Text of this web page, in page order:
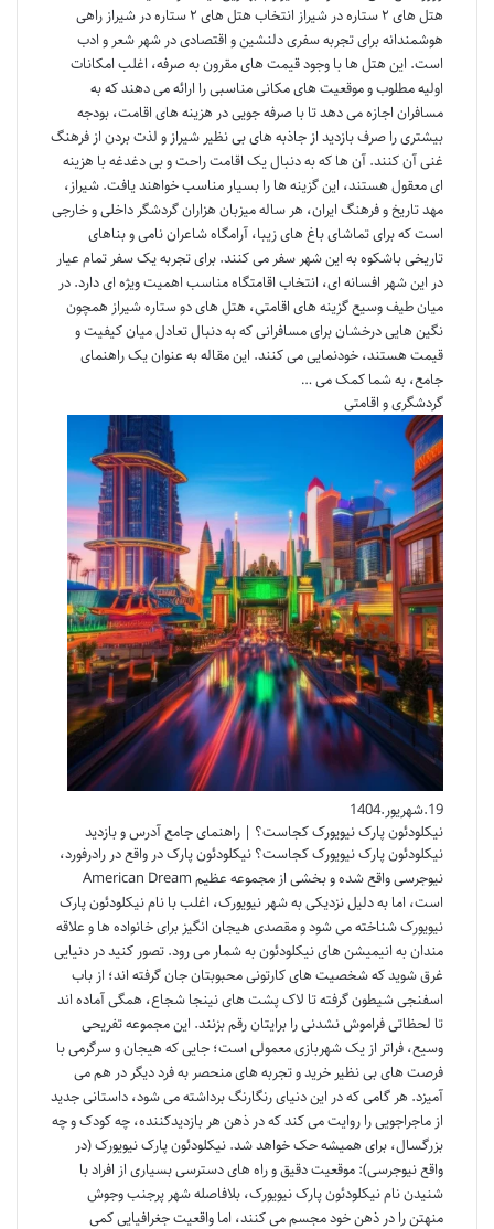
هتل های ۲ ستاره در شیراز انتخاب هتل های ۲ ستاره در شیراز راهی
هوشمندانه برای تجربه سفری دلنشین و اقتصادی در شهر شعر و ادب
است. این هتل ها با وجود قیمت های مقرون به صرفه، اغلب امکانات
اولیه مطلوب و موقعیت های مکانی مناسبی را ارائه می دهند که به
مسافران اجازه می دهد تا با صرفه جویی در هزینه های اقامت، بودجه
بیشتری را صرف بازدید از جاذبه های بی نظیر شیراز و لذت بردن از فرهنگ
غنی آن کنند. آن ها که به دنبال یک اقامت راحت و بی دغدغه با هزینه
ای معقول هستند، این گزینه ها را بسیار مناسب خواهند یافت. شیراز،
مهد تاریخ و فرهنگ ایران، هر ساله میزبان هزاران گردشگر داخلی و خارجی
است که برای تماشای باغ های زیبا، آرامگاه شاعران نامی و بناهای
تاریخی باشکوه به این شهر سفر می کنند. برای تجربه یک سفر تمام عیار
در این شهر افسانه ای، انتخاب اقامتگاه مناسب اهمیت ویژه ای دارد. در
میان طیف وسیع گزینه های اقامتی، هتل های دو ستاره شیراز همچون
نگین هایی درخشان برای مسافرانی که به دنبال تعادل میان کیفیت و
قیمت هستند، خودنمایی می کنند. این مقاله به عنوان یک راهنمای
جامع، به شما کمک می …
گردشگری و اقامتی
19.شهریور.1404
نیکلودئون پارک نیویورک کجاست؟ | راهنمای جامع آدرس و بازدید
نیکلودئون پارک نیویورک کجاست؟ نیکلودئون پارک در واقع در رادرفورد،
نیوجرسی واقع شده و بخشی از مجموعه عظیم American Dream
است، اما به دلیل نزدیکی به شهر نیویورک، اغلب با نام نیکلودئون پارک
نیویورک شناخته می شود و مقصدی هیجان انگیز برای خانواده ها و علاقه
مندان به انیمیشن های نیکلودئون به شمار می رود. تصور کنید در دنیایی
غرق شوید که شخصیت های کارتونی محبوبتان جان گرفته اند؛ از باب
اسفنجی شیطون گرفته تا لاک پشت های نینجا شجاع، همگی آماده اند
تا لحظاتی فراموش نشدنی را برایتان رقم بزنند. این مجموعه تفریحی
وسیع، فراتر از یک شهربازی معمولی است؛ جایی که هیجان و سرگرمی با
فرصت های بی نظیر خرید و تجربه های منحصر به فرد دیگر در هم می
آمیزد. هر گامی که در این دنیای رنگارنگ برداشته می شود، داستانی جدید
از ماجراجویی را روایت می کند که در ذهن هر بازدیدکننده، چه کودک و چه
بزرگسال، برای همیشه حک خواهد شد. نیکلودئون پارک نیویورک (در
واقع نیوجرسی): موقعیت دقیق و راه های دسترسی بسیاری از افراد با
شنیدن نام نیکلودئون پارک نیویورک، بلافاصله شهر پرجنب وجوش
منهتن را در ذهن خود مجسم می کنند، اما واقعیت جغرافیایی کمی